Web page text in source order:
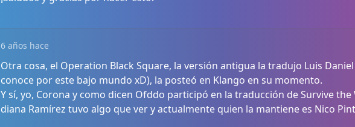
6 años hace
Otra cosa, el Operation Black Square, la versión antigua la tradujo Luis
conoce por este bajo mundo xD), la posteó en Klango en su momento.
Y sí, yo, Corona y como dicen Ofddo participó en la traducción de Survive
diana Ramírez tuvo algo que ver y actualmente quien la mantiene es Nico